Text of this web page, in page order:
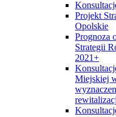
Projekt
Opolskie
Prognoza
Strategii
2021+
Miejskiej